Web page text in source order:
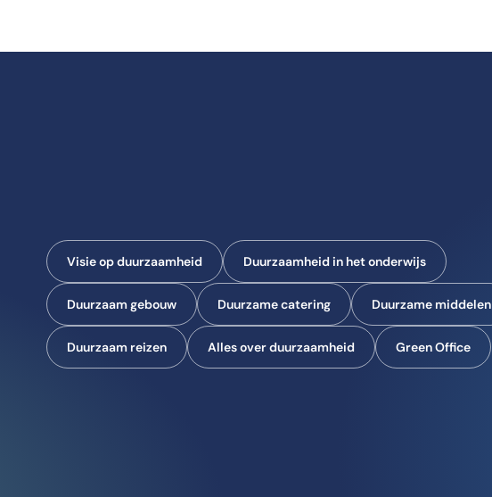
Visie op duurzaamheid Duurzaamheid in het onderwijs
Duurzaam gebouw Duurzame catering Duurzame middelen
Duurzaam reizen Alles over duurzaamheid Green Office